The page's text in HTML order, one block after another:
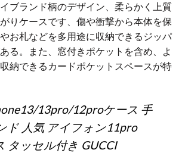
ブランド柄のデザイン、柔らかく上質
りケースです、傷や衝撃から本体を保
お札などを多用途に収納できるジッパ
る。また、窓付きポケットを含め、よ
納できるカードポケットスペースが特
13pro/12proケース 手
ド 人気 アイフォン11pro
タッセル付き GUCCI